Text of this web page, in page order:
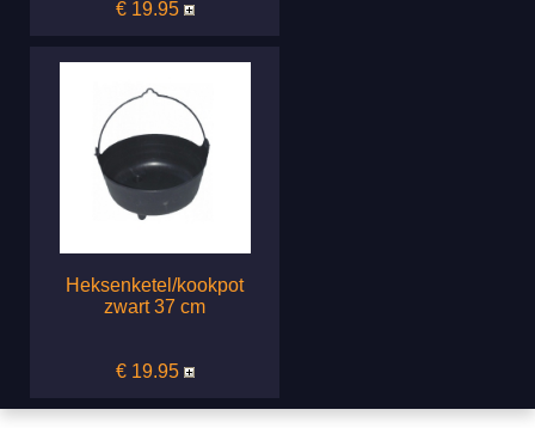
€ 19.95
Heksenketel/kookpot
zwart 37 cm
€ 19.95